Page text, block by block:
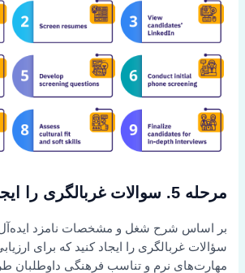
مرحله 5. سوالات غربالگری را ایجاد کنید
بر اساس شرح شغل و مشخصات نامزد
سؤالات غربالگری را ایجاد کنید که برای
مهارت‌های نرم و تناسب فرهنگی